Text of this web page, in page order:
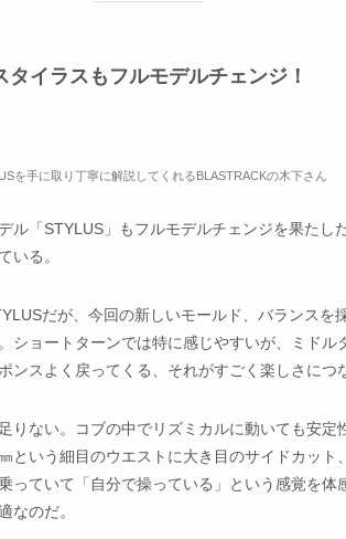
イラスもフルモデルチェンジ！
を手に取り丁寧に解説してくれるBLASTRACKの木下さん
ル「STYLUS」もフルモデルチェンジを果たし
いる。
だが、今回の新しいモールド、バランスを
ショートターンでは特に感じやすいが、ミドル
スよく戻ってくる、それがすごく楽しさにつ
りない。コブの中でリズミカルに動いても安
という細目のウエストに大き目のサイドカッ
っていて「自分で操っている」という感覚を
なのだ。